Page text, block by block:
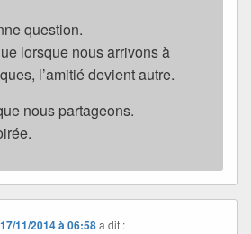
question.
lorsque nous arrivons à
l’amitié devient autre.
nous partageons.
17/11/2014 à 06:58 a dit :